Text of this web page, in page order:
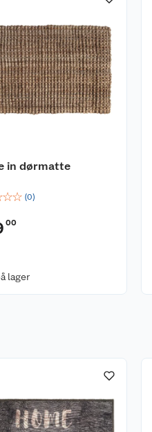
in dørmatte
☆☆ (0)
00
lager